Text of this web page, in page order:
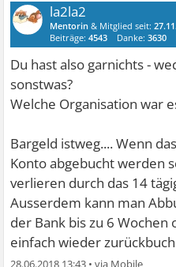
la2la2
Mentorin & Mitglied seit:
Beiträge:4543 Danke:3630
Du hast also garnichts -
sonstwas?
Welche Organisation war
Bargeld istweg.... Wenn
Konto abgebucht werden
verlieren durch das 14
Ausserdem kann man
der Bank bis zu 6 Wochen
einfach wieder
28.06.2018 13:43 •